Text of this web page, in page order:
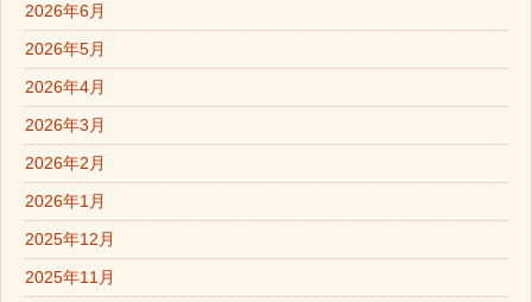
2026年6月
2026年5月
2026年4月
2026年3月
2026年2月
2026年1月
2025年12月
2025年11月